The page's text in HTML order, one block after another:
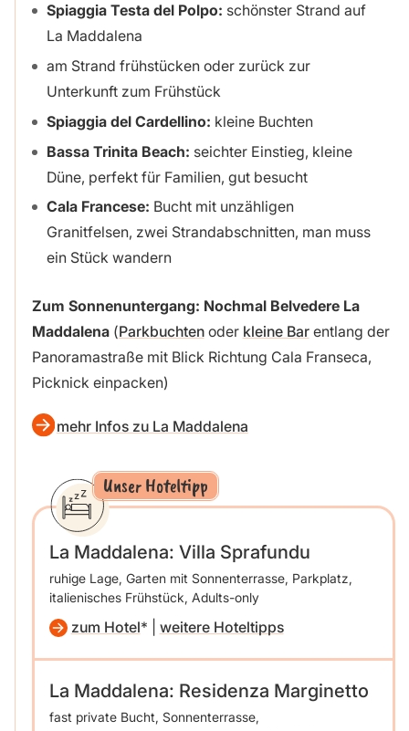
Spiaggia Testa del Polpo: schönster Strand auf
La Maddalena
am Strand frühstücken oder zurück zur
Unterkunft zum Frühstück
Spiaggia del Cardellino: kleine Buchten
Bassa Trinita Beach: seichter Einstieg, kleine
Düne, perfekt für Familien, gut besucht
Cala Francese: Bucht mit unzähligen
Granitfelsen, zwei Strandabschnitten, man muss
ein Stück wandern
Zum Sonnenuntergang: Nochmal Belvedere La
Maddalena (Parkbuchtenoder kleine Barentlang der
Panoramastraße mit Blick Richtung Cala Franseca,
Picknick einpacken)
mehr Infos zu La Maddalena
Unser Hoteltipp
La Maddalena: Villa Sprafundu
ruhige Lage, Garten mit Sonnenterrasse, Parkplatz,
italienisches Frühstück, Adults-only
zum Hotel weitere Hoteltipps
La Maddalena: Residenza Marginetto
fast private Bucht, Sonnenterrasse,